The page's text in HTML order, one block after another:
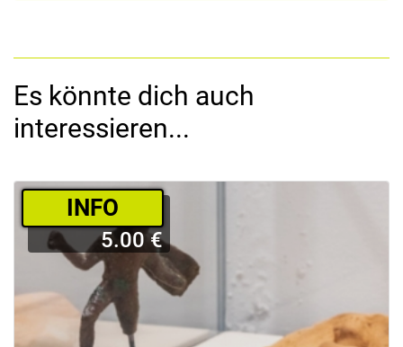
Es könnte dich auch
interessieren...
­INFO
5.00 €